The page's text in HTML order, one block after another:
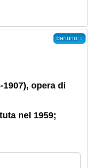
barionu ↓
opera di
nel 1959;